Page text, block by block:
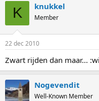
K knukkel
Member
22 dec 2010
Zwart rijden dan maar...
Nogevendit
Well-Known Member